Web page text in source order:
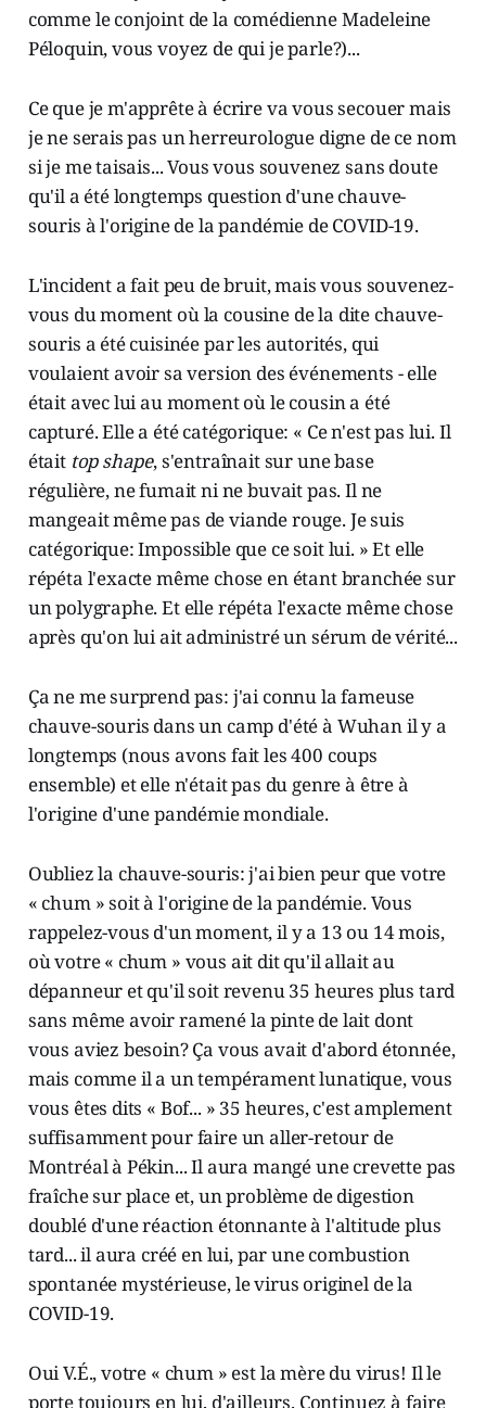
comme le conjoint de la comédienne Madeleine
Péloquin, vous voyez de qui je parle?)...
Ce que je m'apprête à écrire va vous secouer mais
je ne serais pas un herreurologue digne de ce nom
si je me taisais... Vous vous souvenez sans doute
qu'il a été longtemps question d'une chauve-
souris à l'origine de la pandémie de COVID-19.
L'incident a fait peu de bruit, mais vous souvenez-
vous du moment où la cousine de la dite chauve-
souris a été cuisinée par les autorités, qui
voulaient avoir sa version des événements - elle
était avec lui au moment où le cousin a été
capturé. Elle a été catégorique: « Ce n'est pas lui. Il
était top shape, s'entraînait sur une base
régulière, ne fumait ni ne buvait pas. Il ne
mangeait même pas de viande rouge. Je suis
catégorique: Impossible que ce soit lui. » Et elle
répéta l'exacte même chose en étant branchée sur
un polygraphe. Et elle répéta l'exacte même chose
après qu'on lui ait administré un sérum de vérité...
Ça ne me surprend pas: j'ai connu la fameuse
chauve-souris dans un camp d'été à Wuhan il y a
longtemps (nous avons fait les 400 coups
ensemble) et elle n'était pas du genre à être à
l'origine d'une pandémie mondiale.
Oubliez la chauve-souris: j'ai bien peur que votre
« chum » soit à l'origine de la pandémie. Vous
rappelez-vous d'un moment, il y a 13 ou 14 mois,
où votre « chum » vous ait dit qu'il allait au
dépanneur et qu'il soit revenu 35 heures plus tard
sans même avoir ramené la pinte de lait dont
vous aviez besoin? Ça vous avait d'abord étonnée,
mais comme il a un tempérament lunatique, vous
vous êtes dits « Bof... » 35 heures, c'est amplement
suffisamment pour faire un aller-retour de
Montréal à Pékin... Il aura mangé une crevette pas
fraîche sur place et, un problème de digestion
doublé d'une réaction étonnante à l'altitude plus
tard... il aura créé en lui, par une combustion
spontanée mystérieuse, le virus originel de la
COVID-19.
Oui V.É., votre « chum » est la mère du virus! Il le
porte toujours en lui, d'ailleurs. Continuez à faire